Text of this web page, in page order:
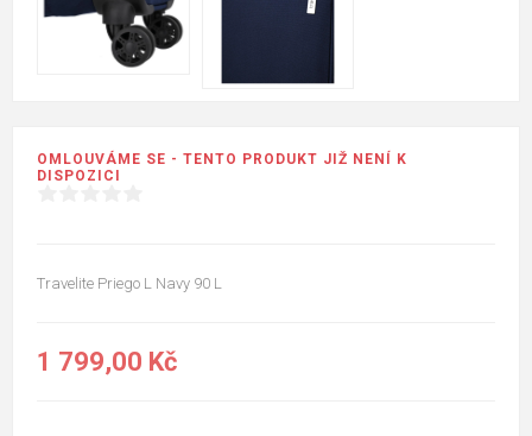
OMLOUVÁME SE - TENTO PRODUKT JIŽ NENÍ K
DISPOZICI
Travelite Priego L Navy 90 L
1 799,00 Kč